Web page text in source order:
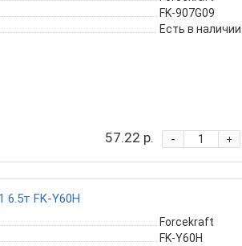
FK-907G09
Есть в наличии
57.22 р. +
-
6.5т FK-Y60H
Forcekraft
FK-Y60H